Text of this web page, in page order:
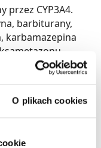
O plikach cookies
przez CYP3A4.
barbiturany,
karbamazepina
może być
- w